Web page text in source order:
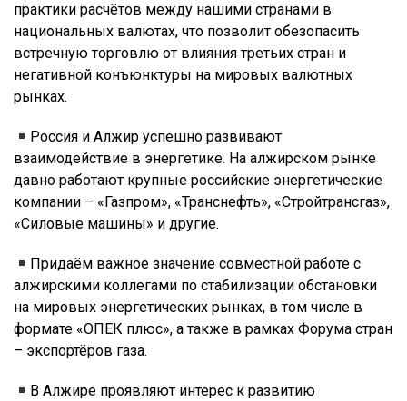
практики расчётов между нашими странами в
национальных валютах, что позволит обезопасить
встречную торговлю от влияния третьих стран и
негативной конъюнктуры на мировых валютных
рынках.
Россия и Алжир успешно развивают
взаимодействие в энергетике. На алжирском рынке
давно работают крупные российские энергетические
компании – «Газпром», «Транснефть», «Стройтрансгаз»,
«Силовые машины» и другие.
Придаём важное значение совместной работе с
алжирскими коллегами по стабилизации обстановки
на мировых энергетических рынках, в том числе в
формате «ОПЕК плюс», а также в рамках Форума стран
– экспортёров газа.
В Алжире проявляют интерес к развитию